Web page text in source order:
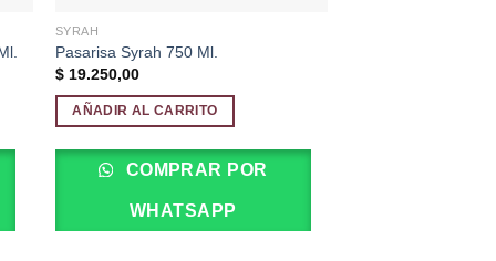
SYRAH
Pasarisa Syrah 750 Ml.
$19.250,00
AÑADIR AL CARRITO
COMPRAR POR
WHATSAPP